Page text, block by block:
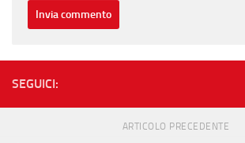
SEGUICI:
ARTICOLO PRECEDENTE